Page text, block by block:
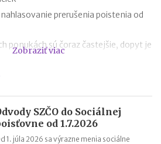
prerušenia poistenia od
ponukách sú čoraz častejšie, dopyt je
EÚ: čo si možno priniesť bez platenia
doprave: zlepšenie práv pre
tovaru: strata peňazí aj ohrozenie
Zobraziť viac
SZČO do Sociálnej
od 1.7.2026
1. júla 2026 sa výrazne menia sociálne